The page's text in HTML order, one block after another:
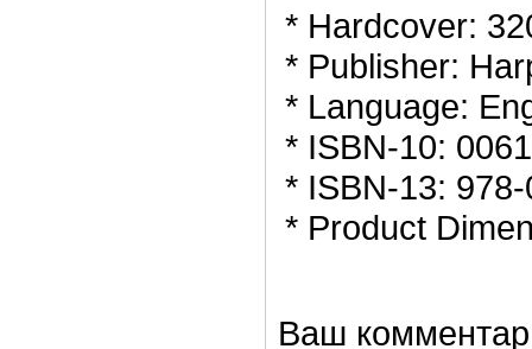
* Hardcover:
* Publisher:
* Language:
* ISBN-10:
* ISBN-13:
* Product
Ваш